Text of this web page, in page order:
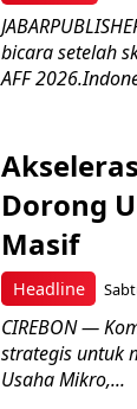
bicara setelah
AFF
Headline
Dorong
Masif
CIREBON —
strategis untuk
Usaha Mikro,...